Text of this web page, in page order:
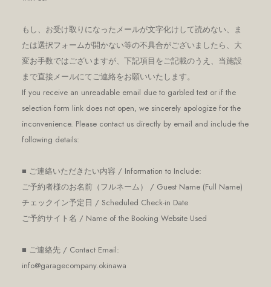
もし、お受け取りになったメールが文字化けして読めない、ま
たは選択フォームが開かない等の不具合がございましたら、大
変お手数ではございますが、下記項目をご記載のうえ、当施設
まで直接メールにてご連絡をお願いいたします。
If you receive an unreadable email due to garbled text or if the
selection form link does not open, we sincerely apologize for the
inconvenience. Please contact us directly by email and include the
following details:
■ ご連絡いただきたい内容 / Information to Include:
ご予約者様のお名前（フルネーム） / Guest Name (Full Name)
チェックイン予定日 / Scheduled Check-in Date
ご予約サイト名 / Name of the Booking Website Used
■ ご連絡先 / Contact Email:
info@garagecompany.okinawa